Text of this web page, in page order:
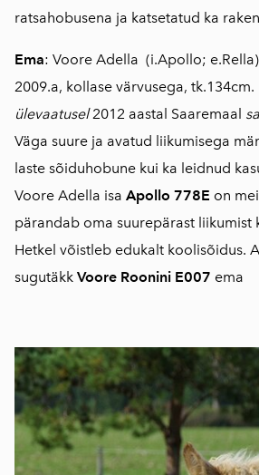
ratsahobusena ja katsetatud ka
Ema: Voore Adella (i.Apollo;
2009.a, kollase värvusega, tk.134cm.
ülevaatusel2012 aastal Saaremaal
Väga suure ja avatud liikumisega
laste sõiduhobune kui ka leidnud
Voore Adella isa Apollo 778E on
pärandab oma suurepärast liikumist
Hetkel võistleb edukalt koolisõidus.
sugutäkk Voore Roonini E007 ema